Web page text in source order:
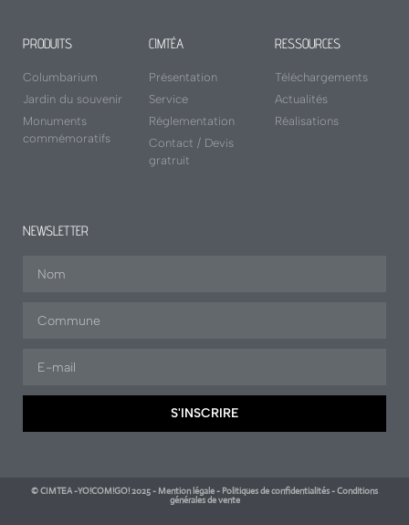
PRODUITS
Columbarium
Jardin du souvenir
Monuments
commémoratifs
CIMTÉA
Présentation
Service
Réglementation
Contact / Devis
gratruit
RESSOURCES
Téléchargements
Actualités
Réalisations
NEWSLETTER
S'INSCRIRE
© CIMTEA -YO!COM!GO! 2025 - Mention légale - Politiques de confidentialités - Conditions
générales de vente